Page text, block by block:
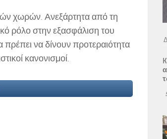
χωρών. Ανεξάρτητα από τη
ρόλο στην εξασφάλιση του
να δίνουν προτεραιότητα
κανονισμοί.